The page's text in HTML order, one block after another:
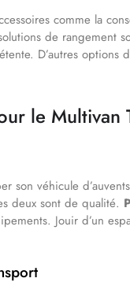
comme la
de rangement
D’autres options
le Multivan
véhicule
deux sont de qualité.
Jouir d’un